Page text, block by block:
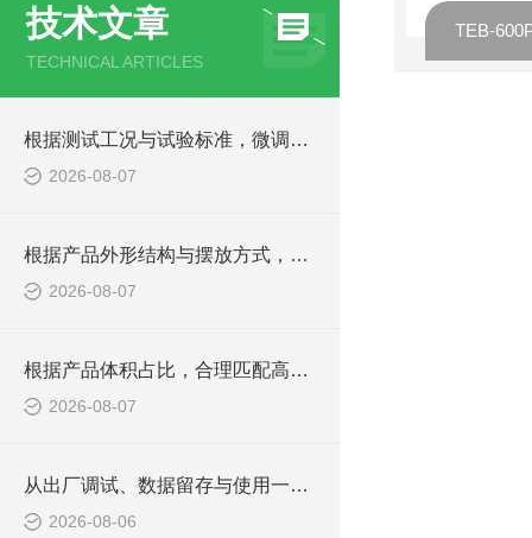
技术文章
TECHNICAL ARTICLES
根据测试工况与试验标准，微调高低温湿热箱内箱余量尺寸
2026-08-07
根据产品外形结构与摆放方式，确定高低温湿热箱内箱规格
2026-08-07
根据产品体积占比，合理匹配高低温湿热试验箱内箱尺寸
2026-08-07
从出厂调试、数据留存与使用一致性，判定老化箱综合品质
2026-08-06